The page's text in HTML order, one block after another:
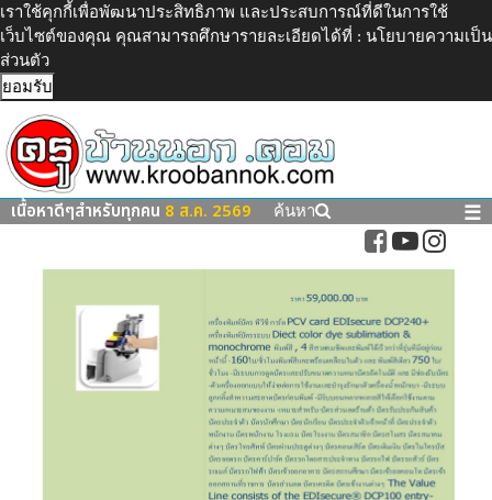
เราใช้คุกกี้เพื่อพัฒนาประสิทธิภาพ และประสบการณ์ที่ดีในการใช้
เว็บไซต์ของคุณ คุณสามารถศึกษารายละเอียดได้ที่ : นโยบายความเป็น
ส่วนตัว
ยอมรับ
เนื้อหาดีๆสำหรับทุกคน 8 ส.ค. 2569 ค้นหา ☰